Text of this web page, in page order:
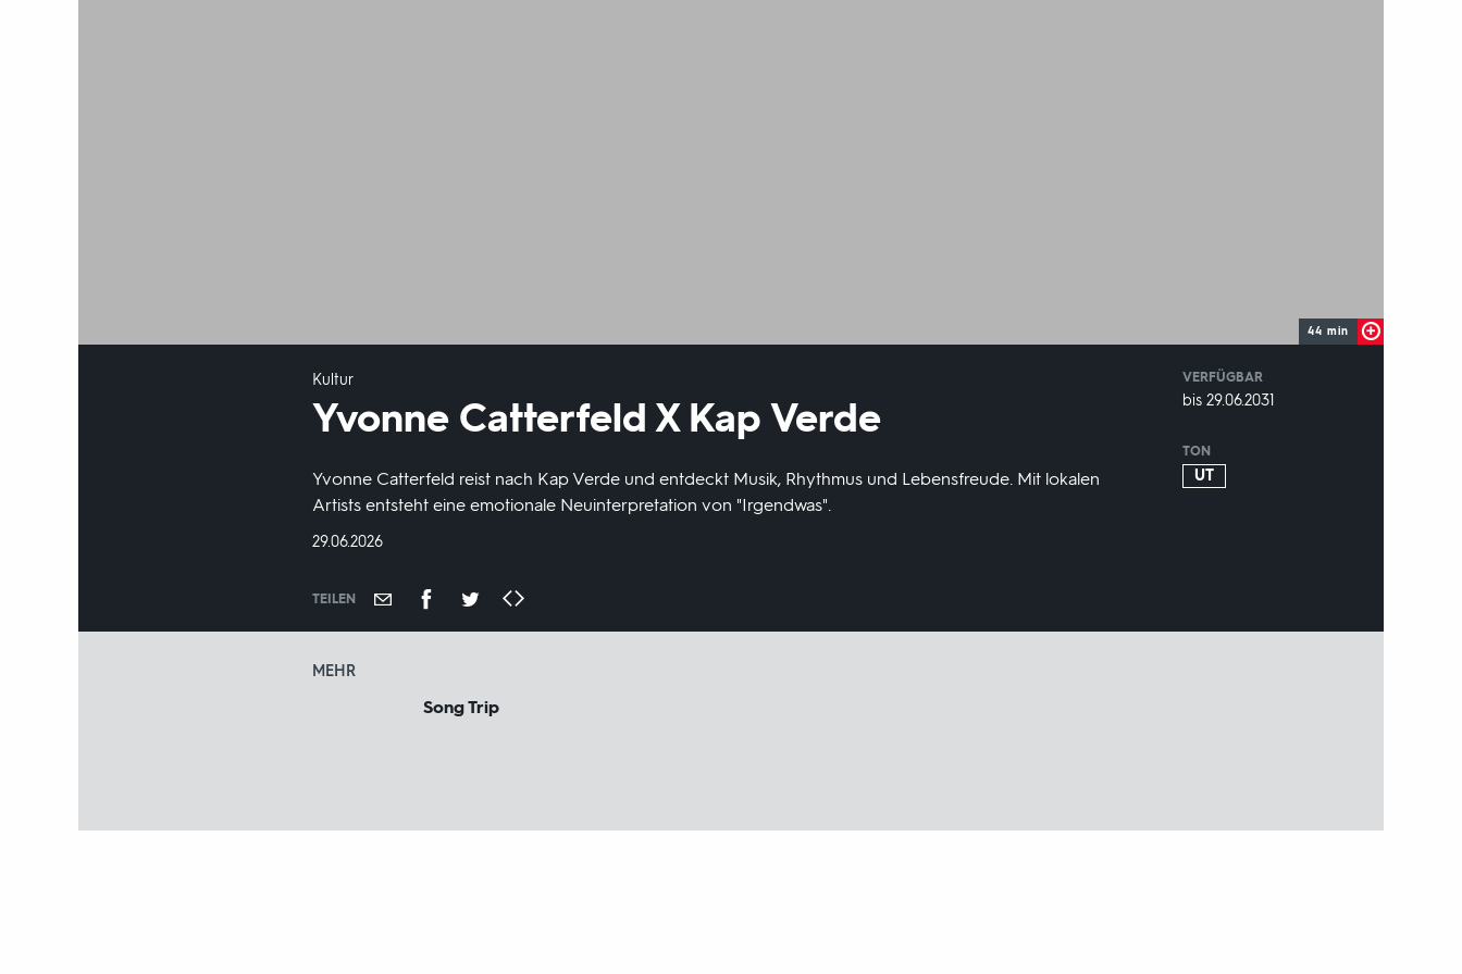
44 min
Kultur
Yvonne Catterfeld X Kap Verde
Yvonne Catterfeld reist nach Kap Verde und entdeckt Musik, Rhythmus und Lebensfreude. Mit lokalen
Artists entsteht eine emotionale Neuinterpretation von "Irgendwas".
DATUM:
29.06.2026
TEILEN
VERFÜGBAR
weltweit
VERFÜGBAR
bis 29.06.2031
TON
UT
MEHR
Song Trip